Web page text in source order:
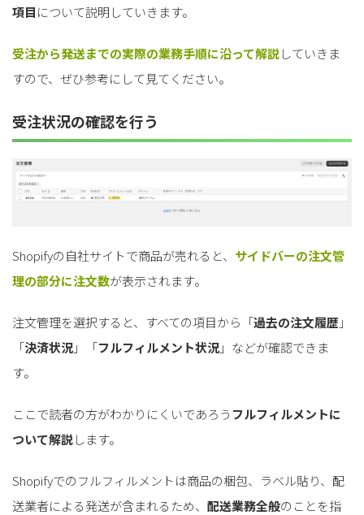
項目について説明していきます。
受注から発送までの実際の業務手順に沿って解説していきま
すので、ぜひ参考にして見てください。
受注状況の確認を行う
Shopifyの自社サイトで商品が売れると、 サイドバーの注文管
理の部分に注文数が表示されます。
注文管理を選択すると、すべての項目から「過去の注文履歴」
「決済状況」「フルフィルメント状況」などが確認できま
す。
ここで読者の方がわかりにくいであろう フルフィルメントに
ついて解説します。
Shopifyでのフルフィルメントは商品の梱包、ラベル貼り、配
送業者による発送が含まれるため、 配送業務全般のことを指